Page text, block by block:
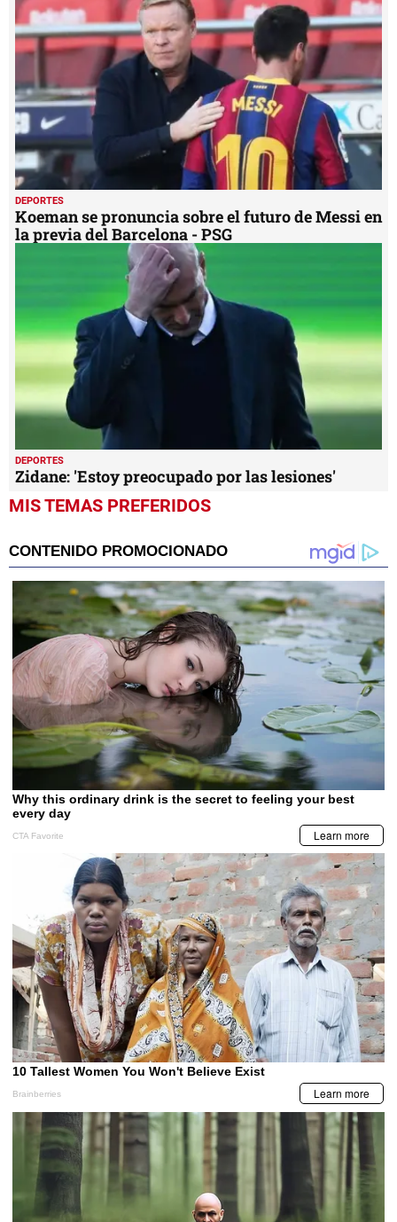
DEPORTES
Koeman se pronuncia sobre el futuro de Messi en
la previa del Barcelona - PSG
DEPORTES
Zidane: 'Estoy preocupado por las lesiones'
MIS TEMAS PREFERIDOS